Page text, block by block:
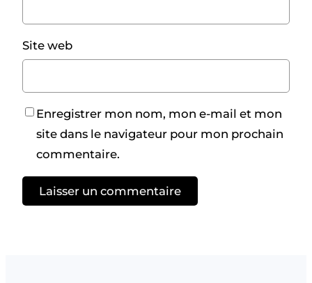
Site web
Enregistrer mon nom, mon e-mail et mon
site dans le navigateur pour mon prochain
commentaire.